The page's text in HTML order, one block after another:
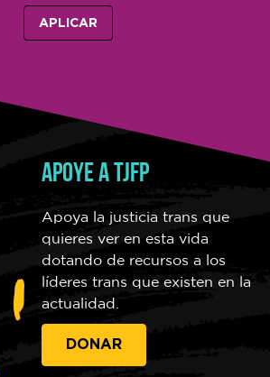
APLICA YA
APLICAR
LEE MAS
Apoye a TJFP
Apoya la justicia trans que
quieres ver en esta vida
dotando de recursos a los
líderes trans que existen en la
actualidad.
DONAR